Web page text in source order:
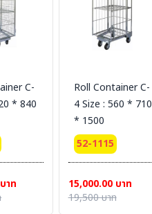
C-
* 840
าท
Roll Container C-
4 Size : 560 * 710
* 1500
52-1115
15,000.00 บาท
19,500 บาท